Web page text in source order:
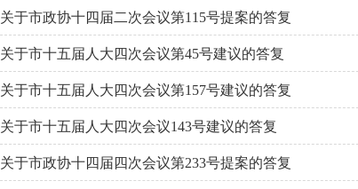
关于市政协十四届二次会议第115号提案的答复
关于市十五届人大四次会议第45号建议的答复
关于市十五届人大四次会议第157号建议的答复
关于市十五届人大四次会议143号建议的答复
关于市政协十四届四次会议第233号提案的答复